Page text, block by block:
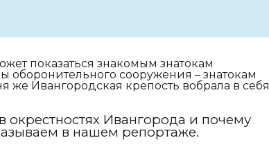
показаться знакомым знатокам
оборонительного сооружения – знатокам
же Ивангородская крепость вобрала в себя
Ивангорода и почему
в нашем репортаже.